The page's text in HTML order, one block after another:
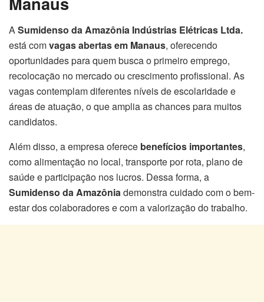
ASumidenso da Amazônia Indústrias Elétricas Ltda.
está comvagas abertas em Manaus, oferecendo
oportunidades para quem busca o primeiro emprego,
recolocação no mercado ou crescimento profissional. As
vagas contemplam diferentes níveis de escolaridade e
áreas de atuação, o que amplia as chances para muitos
candidatos.
Além disso, a empresa oferece benefícios importantes,
como alimentação no local, transporte por rota, plano de
saúde e participação nos lucros. Dessa forma, a
Sumidenso da Amazôniademonstra cuidado com o bem-
estar dos colaboradores e com a valorização do trabalho.